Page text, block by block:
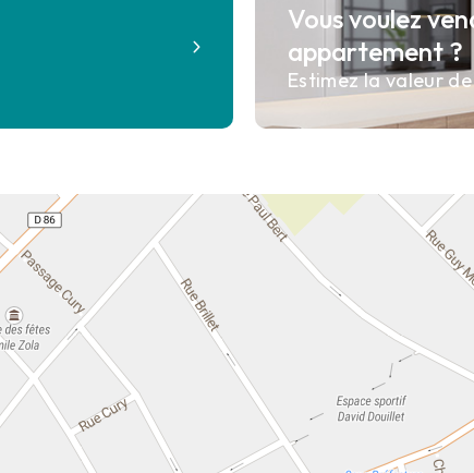
Vous voulez
appartement ?
Estimez la valeur